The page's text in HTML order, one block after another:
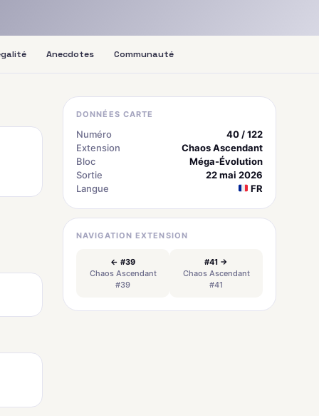
Anecdotes Communauté
DONNÉES CARTE
Numéro
40 / 122
Extension
Chaos Ascendant
Bloc
Méga-Évolution
Sortie
22 mai 2026
Langue
FR
NAVIGATION EXTENSION
← #39
Chaos Ascendant
#39
#41 →
Chaos Ascendant
#41